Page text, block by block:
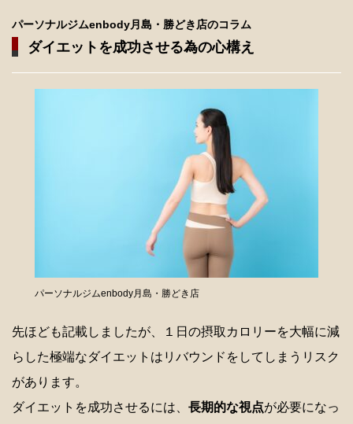
パーソナルジムenbody月島・勝どき店のコラム
ダイエットを成功させる為の心構え
パーソナルジムenbody月島・勝どき店
先ほども記載しましたが、１日の摂取カロリーを大幅に減
らした極端なダイエットはリバウンドをしてしまうリスク
があります。
ダイエットを成功させるには、 長期的な視点が必要になっ